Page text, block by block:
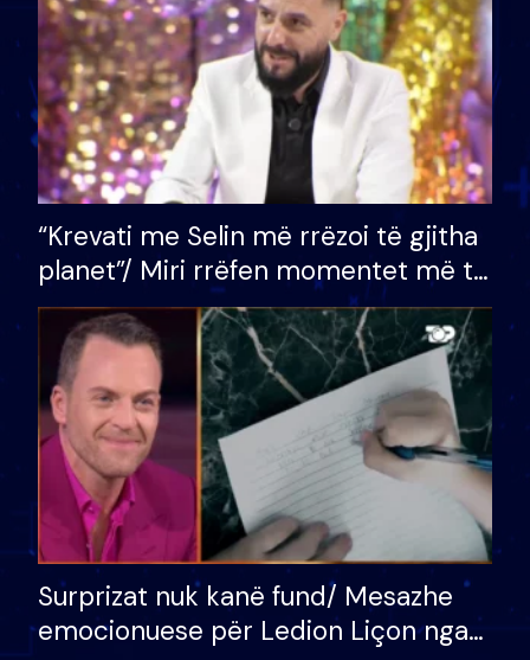
“Krevati me Selin më rrëzoi të gjitha
planet”/ Miri rrëfen momentet më të
bukura në shtëpinë e BB VIP: Do më
mungojë zilja e mëngjesit kur…
Surprizat nuk kanë fund/ Mesazhe
emocionuese për Ledion Liçon nga